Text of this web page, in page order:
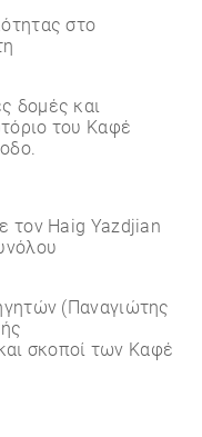
στο
δοµές και
του Καφέ
τον Haig Yazdjian
(Παναγιώτης
σκοποί των Καφέ